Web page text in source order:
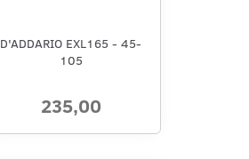
D'ADDARIO EXL165 - 45-
105
235,00